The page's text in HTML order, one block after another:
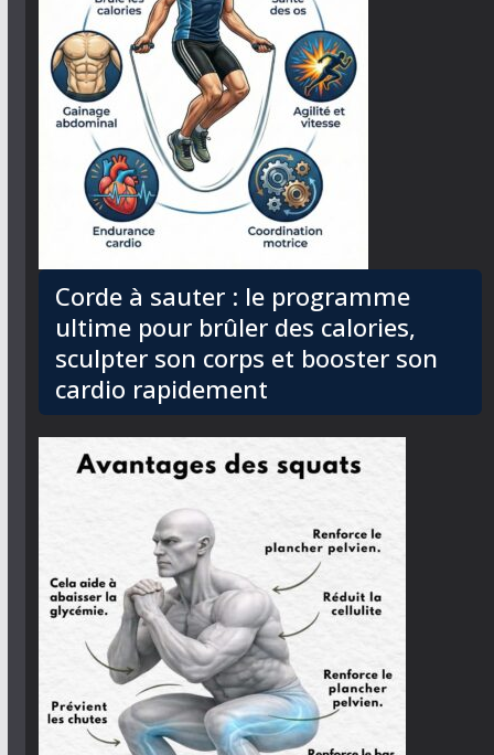
Corde à sauter : le programme
ultime pour brûler des calories,
sculpter son corps et booster son
cardio rapidement